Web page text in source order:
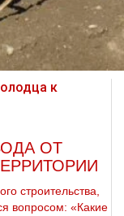
ОТ
строительства,
вопросом: «Какие